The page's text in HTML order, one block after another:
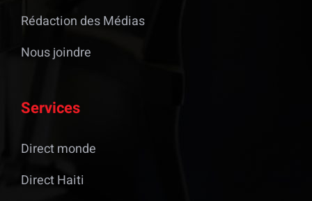
Rédaction des Médias
Nous joindre
Services
Direct monde
Direct Haiti